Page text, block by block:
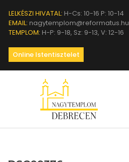
LELKÉSZI HIVATAL: H-Cs: 10-16 P: 10-14
EMAIL: nagytemplom@reformatus.hu
TEMPLOM: H-P: 9-18, Sz: 9-13, V: 12-16
Online Istentisztelet